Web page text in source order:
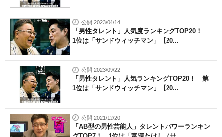
公開 2023/04/14
「男性タレント」人気度ランキングTOP20！
1位は「サンドウィッチマン」【20...
公開 2023/09/22
「男性タレント」人気ランキングTOP20！ 第
1位は「サンドウィッチマン」【20...
公開 2021/12/20
「AB型の男性芸能人」タレントパワーランキン